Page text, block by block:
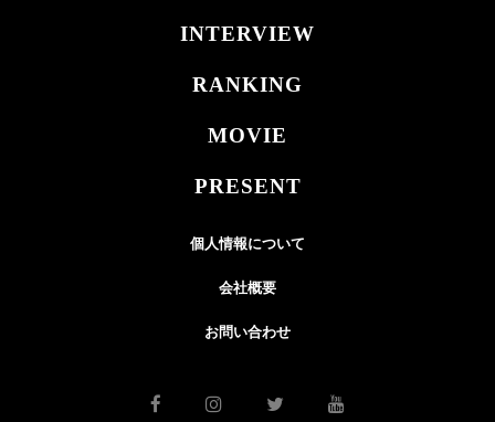
INTERVIEW
RANKING
MOVIE
PRESENT
個人情報について
会社概要
お問い合わせ